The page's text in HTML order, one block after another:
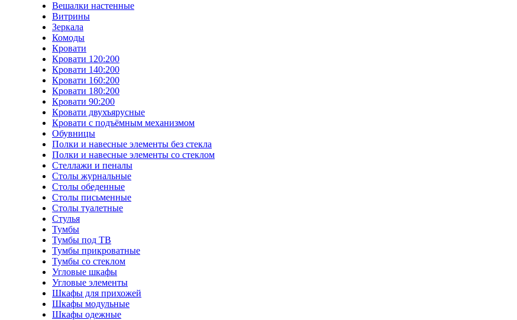
Вешалки настенные
Витрины
Зеркала
Комоды
Кровати
Кровати 120:200
Кровати 140:200
Кровати 160:200
Кровати 180:200
Кровати 90:200
Кровати двухъярусные
Кровати с подъёмным механизмом
Обувницы
Полки и навесные элементы без стекла
Полки и навесные элементы со стеклом
Стеллажи и пеналы
Столы журнальные
Столы обеденные
Столы письменные
Столы туалетные
Стулья
Тумбы
Тумбы под ТВ
Тумбы прикроватные
Тумбы со стеклом
Угловые шкафы
Угловые элементы
Шкафы для прихожей
Шкафы модульные
Шкафы одежные